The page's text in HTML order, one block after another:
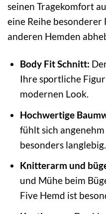
seinen Tragekomfort
eine Reihe besonderer
anderen Hemden
Body Fit Schnitt:
Ihre sportliche
modernen Look.
Hochwertige
fühlt sich
besonders langlebig.
Knitterarm und
und Mühe beim
Five Hemd ist